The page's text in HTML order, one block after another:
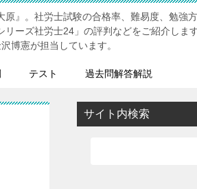
原』。社労士試験の合格率、難易度、勉強
リーズ社労士24」の評判などをご紹介しま
博憲が担当しています。
テスト 過去問解答解説
サイト内検索